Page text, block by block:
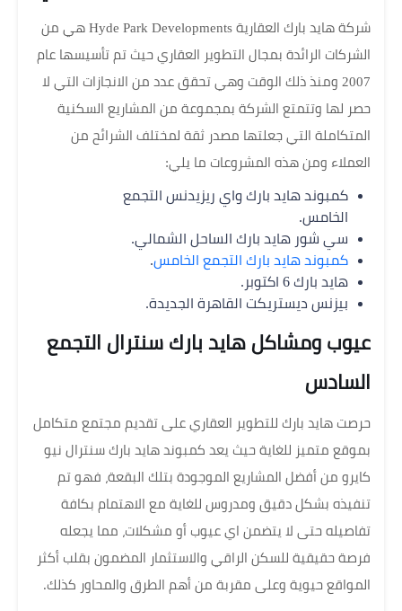
شركة هايد بارك العقارية Hyde Park Developments هي من
الشركات الرائدة بمجال التطوير العقاري حيث تم تأسيسها عام
2007 ومنذ ذلك الوقت وهي تحقق عدد من الانجازات التي لا
حصر لها وتتمتع الشركة بمجموعة من المشاريع السكنية
المتكاملة التي جعلتها مصدر ثقة لمختلف الشرائح من
العملاء ومن هذه المشروعات ما يلي:
كمبوند هايد بارك واي ريزيدنس التجمع
الخامس.
سي شور هايد بارك الساحل الشمالي.
كمبوند هايد بارك التجمع الخامس.
هايد بارك 6 اكتوبر.
بيزنس ديستريكت القاهرة الجديدة.
عيوب ومشاكل هايد بارك سنترال التجمع
السادس
حرصت هايد بارك للتطوير العقاري على تقديم مجتمع متكامل
بموقع متميز للغاية حيث يعد كمبوند هايد بارك سنترال نيو
كايرو من أفضل المشاريع الموجودة بتلك البقعة، فهو تم
تنفيذه بشكل دقيق ومدروس للغاية مع الاهتمام بكافة
تفاصيله حتى لا يتضمن اي عيوب أو مشكلات، مما يجعله
فرصة حقيقية للسكن الراقي والاستثمار المضمون بقلب أكثر
المواقع حيوية وعلى مقربة من أهم الطرق والمحاور كذلك.